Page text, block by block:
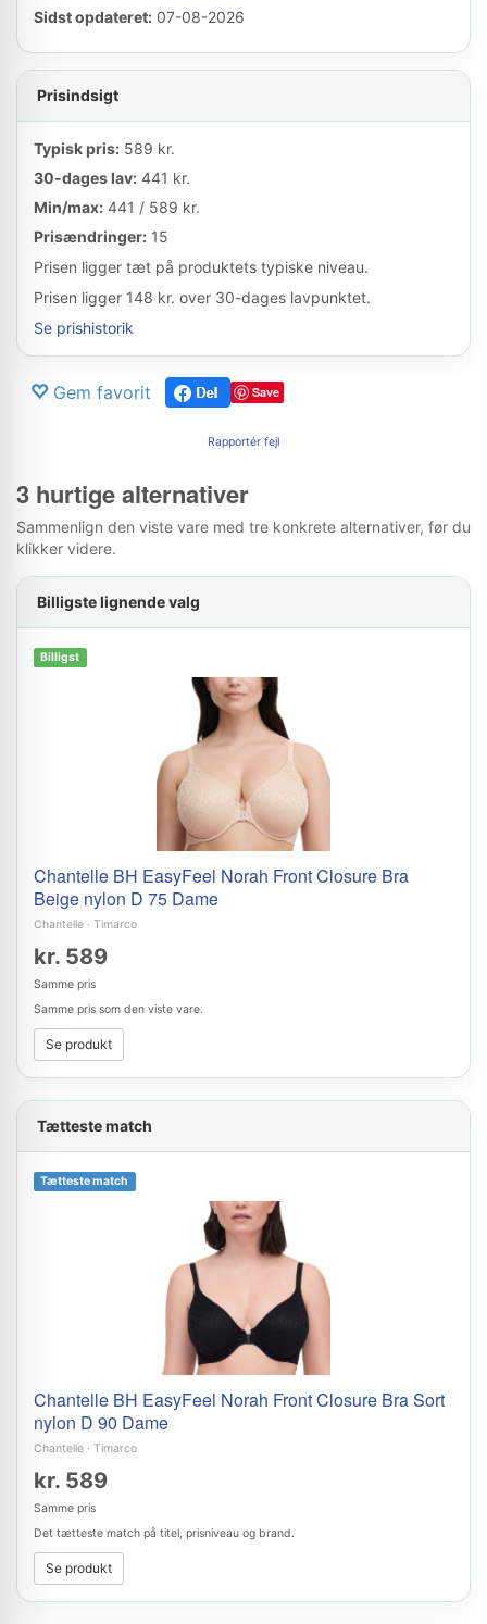
Sidst opdateret: 07-08-2026
Prisindsigt
Typisk pris: 589 kr.
30-dages lav: 441 kr.
Min/max: 441 / 589 kr.
Prisændringer: 15
Prisen ligger tæt på produktets typiske niveau.
Prisen ligger 148 kr. over 30-dages lavpunktet.
Se prishistorik
Gem favorit Save
Rapportér fejl
3 hurtige alternativer
Sammenlign den viste vare med tre konkrete alternativer, før du
klikker videre.
Billigste lignende valg
Billigst
Chantelle BH EasyFeel Norah Front Closure Bra
Beige nylon D 75 Dame
Chantelle · Timarco
kr. 589
Samme pris
Samme pris som den viste vare.
Se produkt
Tætteste match
Tætteste match
Chantelle BH EasyFeel Norah Front Closure Bra Sort
nylon D 90 Dame
Chantelle · Timarco
kr. 589
Samme pris
Det tætteste match på titel, prisniveau og brand.
Se produkt